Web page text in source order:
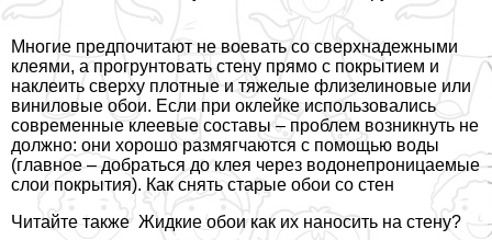
Многие предпочитают не воевать со сверхнадежными
клеями, а прогрунтовать стену прямо с покрытием и
наклеить сверху плотные и тяжелые флизелиновые или
виниловые обои. Если при оклейке использовались
современные клеевые составы – проблем возникнуть не
должно: они хорошо размягчаются с помощью воды
(главное – добраться до клея через водонепроницаемые
слои покрытия). Как снять старые обои со стен
Читайте также Жидкие обои как их наносить на стену?